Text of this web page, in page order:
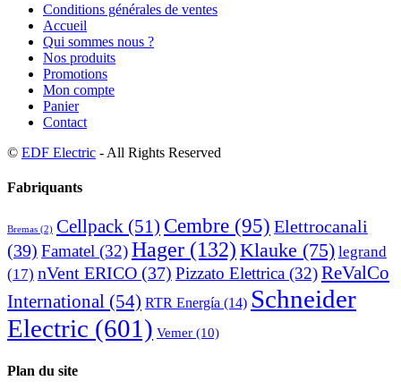
Conditions générales de ventes
Accueil
Qui sommes nous ?
Nos produits
Promotions
Mon compte
Panier
Contact
© EDF Electric - All Rights Reserved
Fabriquants
Bremas (2) Cellpack (51) Cembre (95) Elettrocanali
(39) Famatel (32)Hager (132) Klauke (75) legrand
(17) nVent ERICO (37) Pizzato Elettrica (32)ReValCo
International (54) RTR Energía (14) Schneider
Electric (601) Vemer (10)
Plan du site